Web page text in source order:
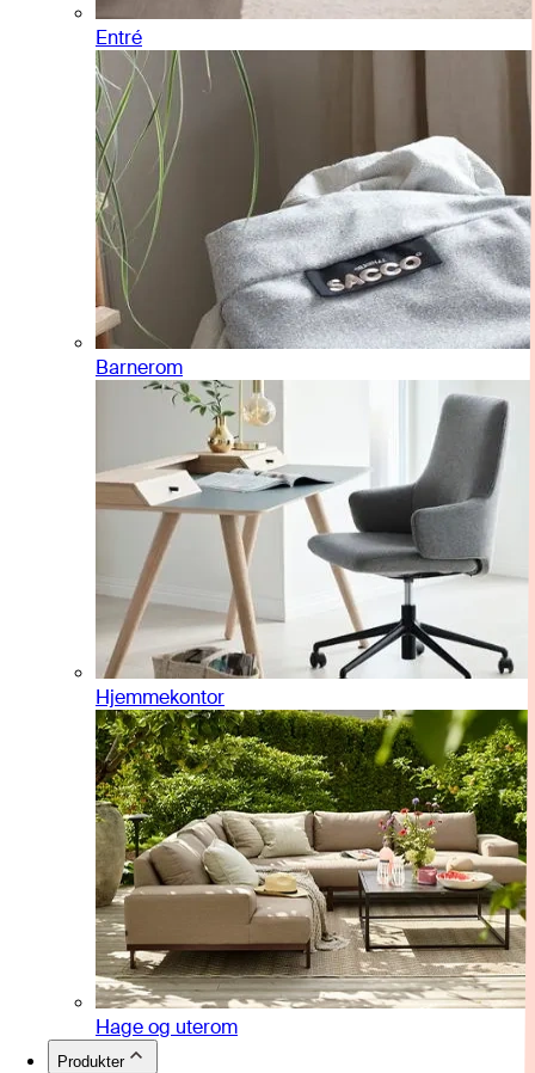
Entré
Barnerom
Hjemmekontor
Hage og uterom
Produkter